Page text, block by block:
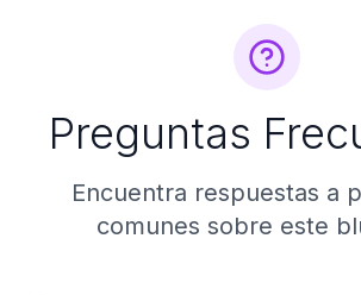
Preguntas
Encuentra respuestas a
comunes sobre este